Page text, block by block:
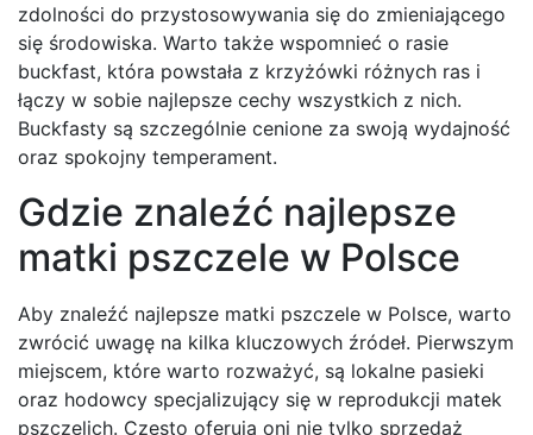
zdolności do przystosowywania się do zmieniającego
się środowiska. Warto także wspomnieć o rasie
buckfast, która powstała z krzyżówki różnych ras i
łączy w sobie najlepsze cechy wszystkich z nich.
Buckfasty są szczególnie cenione za swoją wydajność
oraz spokojny temperament.
Gdzie znaleźć najlepsze
matki pszczele w Polsce
Aby znaleźć najlepsze matki pszczele w Polsce, warto
zwrócić uwagę na kilka kluczowych źródeł. Pierwszym
miejscem, które warto rozważyć, są lokalne pasieki
oraz hodowcy specjalizujący się w reprodukcji matek
pszczelich. Często oferują oni nie tylko sprzedaż